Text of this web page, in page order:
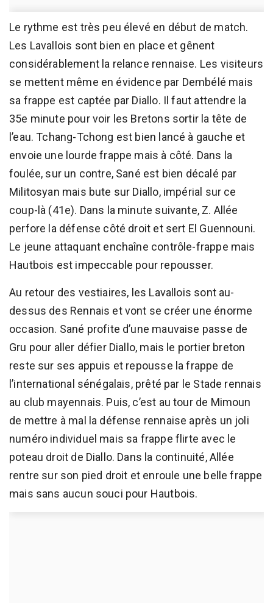
Le rythme est très peu élevé en début de match.
Les Lavallois sont bien en place et gênent
considérablement la relance rennaise. Les visiteurs
se mettent même en évidence par Dembélé mais
sa frappe est captée par Diallo. Il faut attendre la
35e minute pour voir les Bretons sortir la tête de
l’eau. Tchang-Tchong est bien lancé à gauche et
envoie une lourde frappe mais à côté. Dans la
foulée, sur un contre, Sané est bien décalé par
Militosyan mais bute sur Diallo, impérial sur ce
coup-là (41e). Dans la minute suivante, Z. Allée
perfore la défense côté droit et sert El Guennouni.
Le jeune attaquant enchaîne contrôle-frappe mais
Hautbois est impeccable pour repousser.
Au retour des vestiaires, les Lavallois sont au-
dessus des Rennais et vont se créer une énorme
occasion. Sané profite d’une mauvaise passe de
Gru pour aller défier Diallo, mais le portier breton
reste sur ses appuis et repousse la frappe de
l’international sénégalais, prêté par le Stade rennais
au club mayennais. Puis, c’est au tour de Mimoun
de mettre à mal la défense rennaise après un joli
numéro individuel mais sa frappe flirte avec le
poteau droit de Diallo. Dans la continuité, Allée
rentre sur son pied droit et enroule une belle frappe
mais sans aucun souci pour Hautbois.